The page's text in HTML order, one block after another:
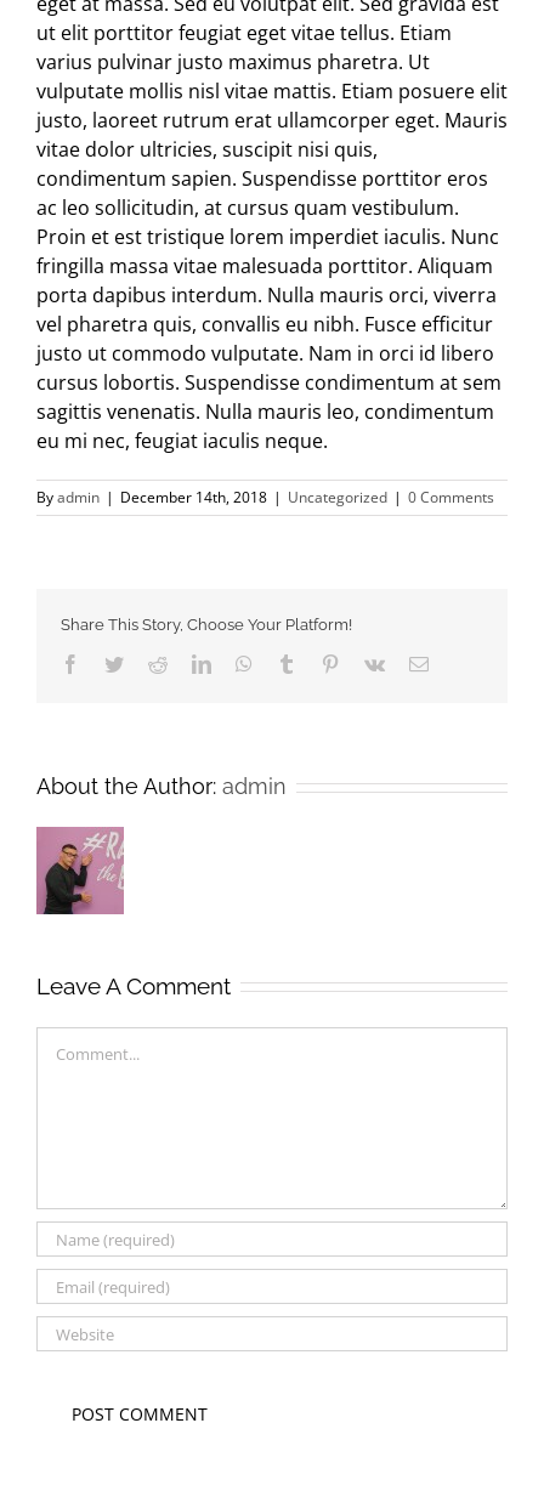
ut elit porttitor feugiat eget vitae tellus. Etiam
varius pulvinar justo maximus pharetra. Ut
vulputate mollis nisl vitae mattis. Etiam posuere elit
justo, laoreet rutrum erat ullamcorper eget. Mauris
vitae dolor ultricies, suscipit nisi quis,
condimentum sapien. Suspendisse porttitor eros
ac leo sollicitudin, at cursus quam vestibulum.
Proin et est tristique lorem imperdiet iaculis. Nunc
fringilla massa vitae malesuada porttitor. Aliquam
porta dapibus interdum. Nulla mauris orci, viverra
vel pharetra quis, convallis eu nibh. Fusce efficitur
justo ut commodo vulputate. Nam in orci id libero
cursus lobortis. Suspendisse condimentum at sem
sagittis venenatis. Nulla mauris leo, condimentum
eu mi nec, feugiat iaculis neque.
Byadmin | December 14th, 2018 | Uncategorized | 0 Comments
Share This Story, Choose Your Platform!
Facebook
TwitterRedditLinkedInWhatsApp
Tumblr Pinterest
Vk Email
About the Author: admin
Leave A Comment